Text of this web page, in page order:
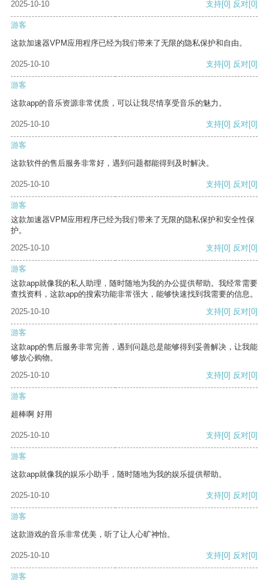
2025-10-10
支持[0] 反对[0]
游客
这款加速器VPM应用程序已经为我们带来了无限的隐私保护和自由。
2025-10-10 支持[0] 反对[0]
游客
这款app的音乐资源非常优质，可以让我尽情享受音乐的魅力。
2025-10-10 支持[0] 反对[0]
游客
这款软件的售后服务非常好，遇到问题都能得到及时解决。
2025-10-10 支持[0] 反对[0]
游客
这款加速器VPM应用程序已经为我们带来了无限的隐私保护和安全性保
护。
2025-10-10
支持[0] 反对[0]
游客
这款app就像我的私人助理，随时随地为我的办公提供帮助。我经常需要
查找资料，这款app的搜索功能非常强大，能够快速找到我需要的信息。
2025-10-10
支持[0] 反对[0]
游客
这款app的售后服务非常完善，遇到问题总是能够得到妥善解决，让我能
够放心购物。
2025-10-10
支持[0] 反对[0]
游客
超棒啊 好用
2025-10-10 支持[0] 反对[0]
游客
这款app就像我的娱乐小助手，随时随地为我的娱乐提供帮助。
2025-10-10 支持[0] 反对[0]
游客
这款游戏的音乐非常优美，听了让人心旷神怡。
2025-10-10 支持[0] 反对[0]
游客